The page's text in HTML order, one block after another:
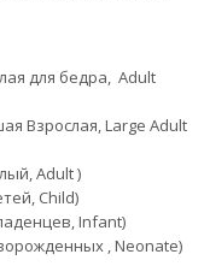
для бедра, Adult
Взрослая, Large Adult
Adult )
Child)
Infant)
, Neonate)